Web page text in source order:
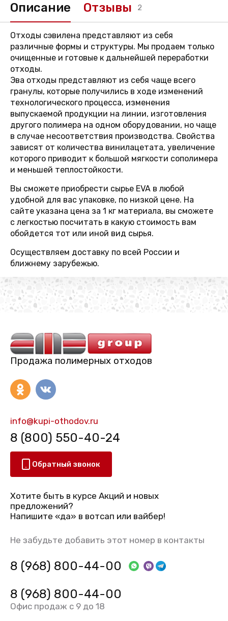
Описание Отзывы 2
Отходы сэвилена представляют из себя
различные формы и структуры. Мы продаем только
очищенные и готовые к дальнейшей переработки
отходы.
Эва отходы представляют из себя чаще всего
гранулы, которые получились в ходе изменений
технологического процесса, изменения
выпускаемой продукции на линии, изготовления
другого полимера на одном оборудовании, но чаще
в случае несоответствия производства. Свойства
зависят от количества винилацетата, увеличение
которого приводит к большой мягкости сополимера
и меньшей теплостойкости.
Вы сможете приобрести сырье EVA в любой
удобной для вас упаковке, по низкой цене. На
сайте указана цена за 1 кг материала, вы сможете
с легкостью посчитать в какую стоимость вам
обойдется тот или иной вид сырья.
Осуществляем доставку по всей России и
ближнему зарубежью.
Продажа полимерных отходов
info@kupi-othodov.ru
8 (800) 550-40-24
Обратный звонок
Хотите быть в курсе Акций и новых
предложений?
Напишите «да» в вотсап или вайбер!
Не забудьте добавить этот номер в контакты
8 (968) 800-44-00
8 (968) 800-44-00
Офис продаж с 9 до 18